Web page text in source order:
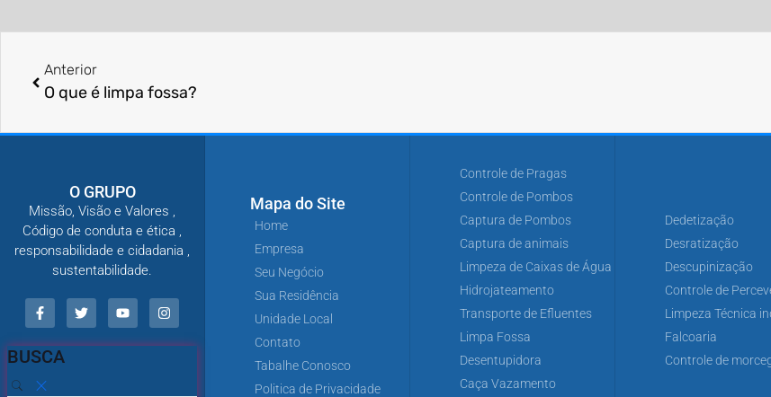
Anterior
O que é limpa fossa?
O GRUPO
Missão, Visão e Valores ,
Código de conduta e ética ,
responsabilidade e cidadania ,
sustentabilidade.
BUSCA
Mapa do Site
Home
Empresa
Seu Negócio
Sua Residência
Unidade Local
Contato
Tabalhe Conosco
Politica de Privacidade
Controle de Pragas
Controle de Pombos
Captura de Pombos
Captura de animais
Limpeza de Caixas de Água
Hidrojateamento
Transporte de Efluentes
Limpa Fossa
Desentupidora
Caça Vazamento
Dedetização
Desratização
Descupinização
Controle de
Limpeza Técnica
Falcoaria
Controle de